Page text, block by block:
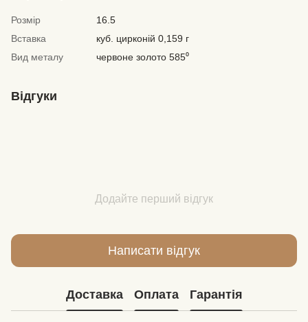
Розмір
16.5
Вставка
куб. цирконій 0,159 г
Вид металу
червоне золото 585⁰
Відгуки
Додайте перший відгук
Написати відгук
Доставка Оплата Гарантія